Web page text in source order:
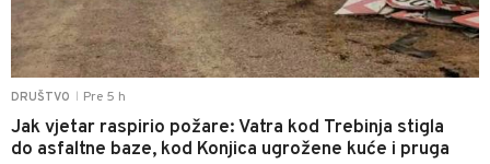
DRUŠTVO Pre 5 h
Jak vjetar raspirio požare: Vatra kod Trebinja stigla
do asfaltne baze, kod Konjica ugrožene kuće i pruga